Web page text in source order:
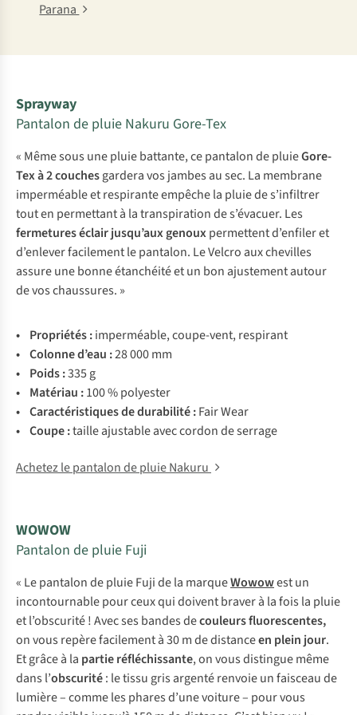
Parana
Sprayway
Pantalon de pluie Nakuru Gore-Tex
« Même sous une pluie battante, ce pantalon de pluieGore-
Tex à 2 couchesgardera vos jambes au sec. La membrane
imperméable et respirante empêche la pluie de s’infiltrer
tout en permettant à la transpiration de s’évacuer. Les
fermetures éclair jusqu’aux genouxpermettent d’enfiler et
d’enlever facilement le pantalon. Le Velcro aux chevilles
assure une bonne étanchéité et un bon ajustement autour
de vos chaussures. »
• Propriétés:imperméable,coupe-vent,respirant
• Colonned’eau :28 000 mm
• Poids:335 g
• Matériau :100 %polyester
• Caractéristiquesdedurabilité:FairWear
• Coupe:tailleajustableaveccordondeserrage
Achetez le pantalon de pluie Nakuru
WOWOW
Pantalon de pluie Fuji
« Le pantalon de pluie Fuji de la marqueWowowest un
incontournable pour ceux qui doivent braver à la fois la pluie
et l’obscurité ! Avec ses bandes decouleurs fluorescentes,
on vous repère facilement à 30 m de distanceen plein jour.
Et grâce à la partie réfléchissante, on vous distingue même
dans l’obscurité: le tissu gris argenté renvoie un faisceau de
lumière – comme les phares d’une voiture – pour vous